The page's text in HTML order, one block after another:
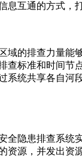
互通的方式
域的排查力量
标准和时间
统共享各自河
全隐患排查系
源，并发出